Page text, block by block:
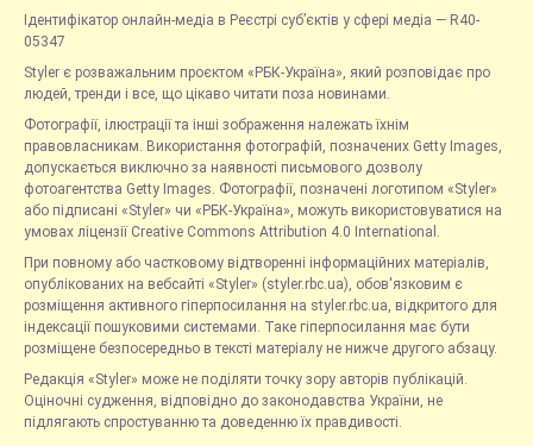
Ідентифікатор онлайн-медіа в Реєстрі суб’єктів у сфері медіа — R40-
05347
Styler є розважальним проєктом «РБК-Україна», який розповідає про
людей, тренди і все, що цікаво читати поза новинами.
Фотографії, ілюстрації та інші зображення належать їхнім
правовласникам. Використання фотографій, позначених Getty Images,
допускається виключно за наявності письмового дозволу
фотоагентства Getty Images. Фотографії, позначені логотипом «Styler»
або підписані «Styler» чи «РБК-Україна», можуть використовуватися на
умовах ліцензії Creative Commons Attribution 4.0 International.
При повному або частковому відтворенні інформаційних матеріалів,
опублікованих на вебсайті «Styler» (styler.rbc.ua), обов'язковим є
розміщення активного гіперпосилання на styler.rbc.ua, відкритого для
індексації пошуковими системами. Таке гіперпосилання має бути
розміщене безпосередньо в тексті матеріалу не нижче другого абзацу.
Редакція «Styler» може не поділяти точку зору авторів публікацій.
Оціночні судження, відповідно до законодавства України, не
підлягають спростуванню та доведенню їх правдивості.